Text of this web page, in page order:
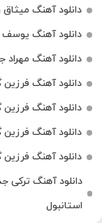
دانلود آهنگ
دانلود آهنگ
دانلود آهنگ
دانلود آهنگ فرزین
دانلود آهنگ فرزین
دانلود آهنگ فرزین
دانلود آهنگ فرزین
دانلود آهنگ ترکی
استانبول